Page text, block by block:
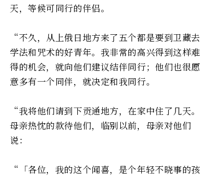
天，等候可同行的伴侣。
“不久，从上俄日地方来了五个都是要到卫藏去
学法和咒术的好青年。我非常的高兴得到这样难
得的机会，就向他们建议结伴同行；他们也很愿
意多有一个同伴，就决定和我同行。
“我将他们请到下贡通地方，在家中住了几天。
母亲热忱的款待他们，临别以前，母亲对他们
说：
“「各位，我的这个闻喜，是个年轻不晓事的孩